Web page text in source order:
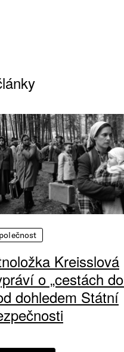
Kreisslová
o „cestách
dohledem Státní